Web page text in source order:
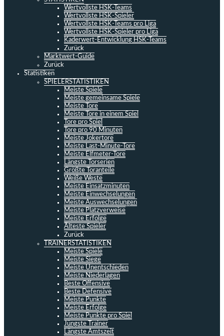
Wertvollste HSK-Teams
Wertvollste HSK-Spieler
Wertvollste HSK-Teams pro Liga
Wertvollste HSK-Spieler pro Liga
Kaderwert-Entwicklung HSK-Teams
Zurück
Marktwert-Guide
Zurück
Statistiken
SPIELERSTATISTIKEN
Meiste Spiele
Meiste gemeinsame Spiele
Meiste Tore
Meiste Tore in einem Spiel
Tore pro Spiel
Tore pro 90 Minuten
Meiste Jokertore
Meiste Last-Minute-Tore
Meiste Elfmeter-Tore
Längste Torserien
Größte Toranteile
Weiße Weste
Meiste Einsatzminuten
Meiste Einwechselungen
Meiste Auswechselungen
Meiste Platzverweise
Meiste Erfolge
Älteste Spieler
Zurück
TRAINERSTATISTIKEN
Meiste Spiele
Meiste Siege
Meiste Unentschieden
Meiste Niederlagen
Beste Offensive
Beste Defensive
Meiste Punkte
Meiste Erfolge
Meiste Punkte pro Spiel
Jüngste Trainer
Längste Amtszeit